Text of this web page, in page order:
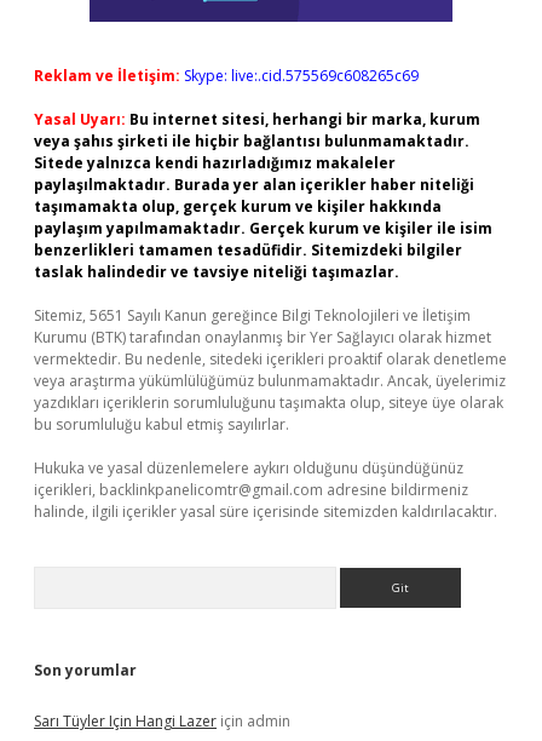
Reklam ve İletişim: Skype: live:.cid.575569c608265c69
Yasal Uyarı: Bu internet sitesi, herhangi bir marka, kurum
veya şahıs şirketi ile hiçbir bağlantısı bulunmamaktadır.
Sitede yalnızca kendi hazırladığımız makaleler
paylaşılmaktadır. Burada yer alan içerikler haber niteliği
taşımamakta olup, gerçek kurum ve kişiler hakkında
paylaşım yapılmamaktadır. Gerçek kurum ve kişiler ile isim
benzerlikleri tamamen tesadüfidir. Sitemizdeki bilgiler
taslak halindedir ve tavsiye niteliği taşımazlar.
Sitemiz, 5651 Sayılı Kanun gereğince Bilgi Teknolojileri ve İletişim
Kurumu (BTK) tarafından onaylanmış bir Yer Sağlayıcı olarak hizmet
vermektedir. Bu nedenle, sitedeki içerikleri proaktif olarak denetleme
veya araştırma yükümlülüğümüz bulunmamaktadır. Ancak, üyelerimiz
yazdıkları içeriklerin sorumluluğunu taşımakta olup, siteye üye olarak
bu sorumluluğu kabul etmiş sayılırlar.
Hukuka ve yasal düzenlemelere aykırı olduğunu düşündüğünüz
içerikleri, backlinkpanelicomtr@gmail.com adresine bildirmeniz
halinde, ilgili içerikler yasal süre içerisinde sitemizden kaldırılacaktır.
Son yorumlar
Sarı Tüyler Için Hangi Lazer için admin